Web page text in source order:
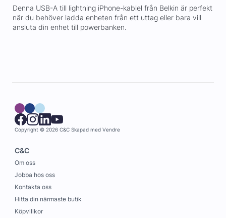
Denna USB-A till lightning iPhone-kablel från Belkin är perfekt
när du behöver ladda enheten från ett uttag eller bara vill
ansluta din enhet till powerbanken.
Copyright © 2026 C&C Skapad med Vendre
C&C
Om oss
Jobba hos oss
Kontakta oss
Hitta din närmaste butik
Köpvillkor